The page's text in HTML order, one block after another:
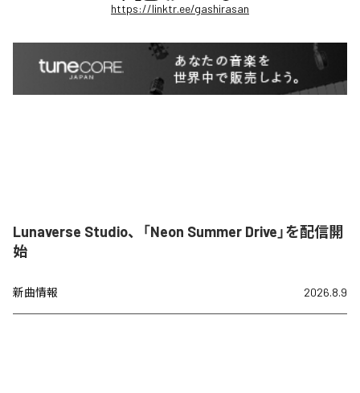
https://linktr.ee/gashirasan
Lunaverse Studio、「Neon Summer Drive」を配信開
始
新曲情報 2026.8.9